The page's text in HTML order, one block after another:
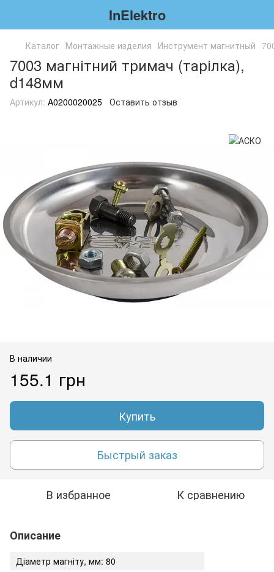
InElektro
Каталог Монтажные изделия Инструмент магнитный
7003 магнітний тримач (тарілка),
d148мм
Артикул: A0200020025 Оставить отзыв
В наличии
155.1 грн
Купить
Быстрый заказ
В избранное К сравнению
Описание
Діаметр магніту, мм: 80